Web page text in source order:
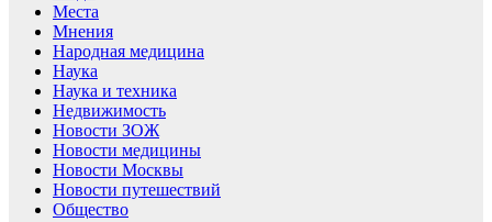
Места
Мнения
Народная медицина
Наука
Наука и техника
Недвижимость
Новости ЗОЖ
Новости медицины
Новости Москвы
Новости путешествий
Общество